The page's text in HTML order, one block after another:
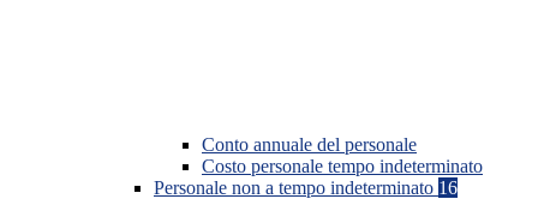
Conto annuale del personale
Costo personale tempo indeterminato
Personale non a tempo indeterminato 16